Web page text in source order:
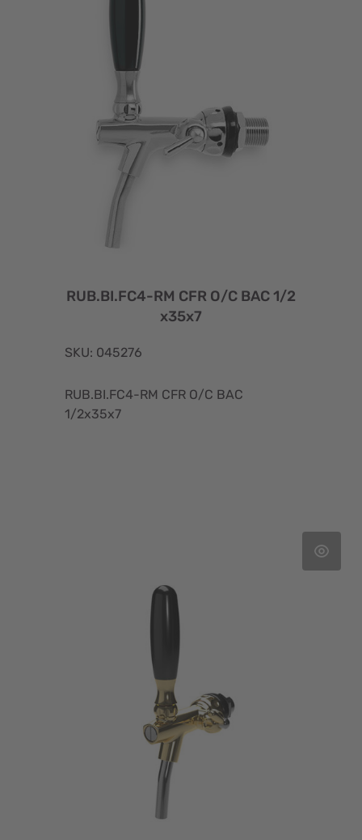
RUB.BI.FC4-RM CFR O/C BAC 1/2
x35x7
SKU: 045276
RUB.BI.FC4-RM CFR O/C BAC
1/2x35x7